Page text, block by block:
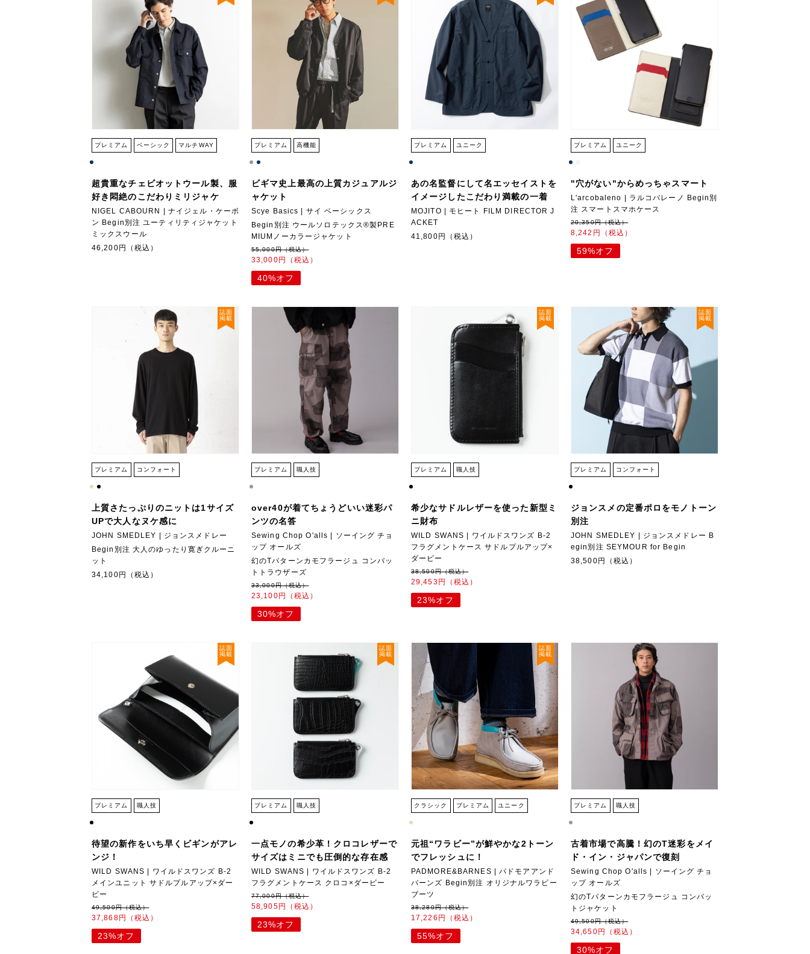
プレミアム ベーシック マルチWAY
超貴重なチェビオットウール製、服
好き悶絶のこだわりミリジャケ
NIGEL CABOURN | ナイジェル・ケーボ
ン Begin別注 ユーティリティジャケット
ミックスウール
46,200円（税込）
プレミアム 高機能
ビギマ史上最高の上質カジュアルジ
ャケット
Scye Basics | サイ ベーシックス
Begin別注 ウールソロテックス®製PRE
MIUMノーカラージャケット
55,000円（税込）
33,000円（税込）
40%オフ
プレミアム ユニーク
あの名監督にして名エッセイストを
イメージしたこだわり満載の一着
MOJITO | モヒート FILM DIRECTOR J
ACKET
41,800円（税込）
プレミアム ユニーク
"穴がない"からめっちゃスマート
L'arcobaleno | ラルコバレーノ Begin別
注 スマートスマホケース
20,350円（税込）
8,242円（税込）
59%オフ
誌面
掲載
プレミアム コンフォート
上質さたっぷりのニットは1サイズ
UPで大人なヌケ感に
JOHN SMEDLEY | ジョンスメドレー
Begin別注 大人のゆったり寛ぎクルーニ
ット
34,100円（税込）
プレミアム 職人技
over40が着てちょうどいい迷彩パ
ンツの名答
Sewing Chop O'alls | ソーイング チョ
ップ オールズ
幻のTパターンカモフラージュ コンバッ
トトラウザーズ
33,000円（税込）
23,100円（税込）
30%オフ
誌面
掲載
プレミアム 職人技
希少なサドルレザーを使った新型ミ
ニ財布
WILD SWANS | ワイルドスワンズ B-2
フラグメントケース サドルプルアップ×
ダービー
38,500円（税込）
29,453円（税込）
23%オフ
誌面
掲載
プレミアム コンフォート
ジョンスメの定番ポロをモノトーン
別注
JOHN SMEDLEY | ジョンスメドレー B
egin別注 SEYMOUR for Begin
38,500円（税込）
誌面
掲載
プレミアム 職人技
待望の新作をいち早くビギンがアレ
ンジ！
WILD SWANS | ワイルドスワンズ B-2
メインユニット サドルプルアップ×ダー
ビー
49,500円（税込）
37,868円（税込）
23%オフ
誌面
掲載
プレミアム 職人技
一点モノの希少革！クロコレザーで
サイズはミニでも圧倒的な存在感
WILD SWANS | ワイルドスワンズ B-2
フラグメントケース クロコ×ダービー
77,000円（税込）
58,905円（税込）
23%オフ
誌面
掲載
クラシック プレミアム ユニーク
元祖“ワラビー”が鮮やかな2トーン
でフレッシュに！
PADMORE&BARNES | パドモアアンド
バーンズ Begin別注 オリジナルワラビー
ブーツ
38,280円（税込）
17,226円（税込）
55%オフ
プレミアム 職人技
古着市場で高騰！幻のT迷彩をメイ
ド・イン・ジャパンで復刻
Sewing Chop O'alls | ソーイング チョ
ップ オールズ
幻のTパターンカモフラージュ コンバッ
トジャケット
49,500円（税込）
34,650円（税込）
30%オフ